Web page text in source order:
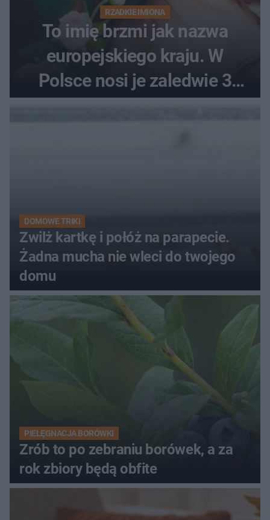
RZADKIE IMIONA
To imię brzmi jak nazwa
europejskiego kraju. W
Polsce nosi je zaledwie 3
kobiety
DOMOWE TRIKI
Zwilż kartkę i połóż na parapecie.
Żadna mucha nie wleci do twojego
domu
PIELĘGNACJA BORÓWKI
Zrób to po zebraniu borówek, a za
rok zbiory będą obfite